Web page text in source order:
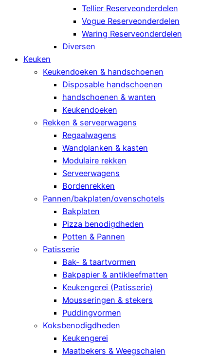
Tellier Reserveonderdelen
Vogue Reserveonderdelen
Waring Reserveonderdelen
Diversen
Keuken
Keukendoeken & handschoenen
Disposable handschoenen
handschoenen & wanten
Keukendoeken
Rekken & serveerwagens
Regaalwagens
Wandplanken & kasten
Modulaire rekken
Serveerwagens
Bordenrekken
Pannen/bakplaten/ovenschotels
Bakplaten
Pizza benodigdheden
Potten & Pannen
Patisserie
Bak- & taartvormen
Bakpapier & antikleefmatten
Keukengerei (Patisserie)
Mousseringen & stekers
Puddingvormen
Koksbenodigdheden
Keukengerei
Maatbekers & Weegschalen